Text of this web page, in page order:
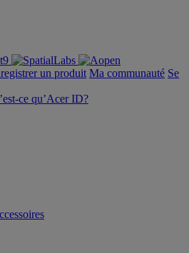
un produit Ma communauté Se
ce qu’Acer ID?